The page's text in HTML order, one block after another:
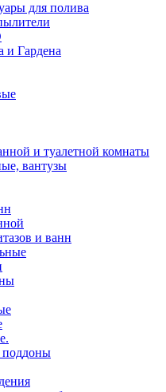
для полива
и Гардена
и туалетной комнаты
вантузы
и ванн